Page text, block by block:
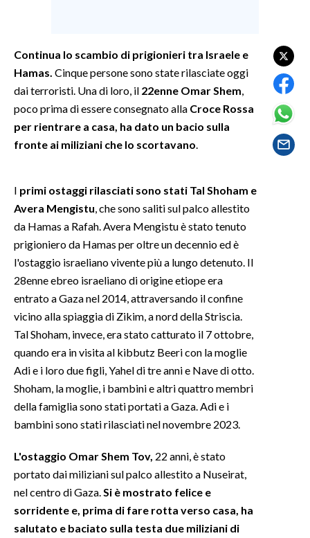
SPETTACOLI
GOSSIP
SALUTE
SARDI NEL MONDO
NOTIZIE
EVENTI
#CARAUNIONE
3 MINUTI CON
INSULARITÀ
INFO AZIENDE
ABBONATI
ANNUNCI
NECROLOGI
PUBBLICITÀ
SPIAGGE
STORE
Continua lo scambio di prigionieri tra Israele e
Hamas. Cinque persone sono state rilasciate oggi
dai terroristi. Una di loro, il 22enne Omar Shem
poco prima di essere consegnato alla Croce Rossa
per rientrare a casa, ha dato un bacio sulla
fronte ai miliziani che lo scortavano
I primi ostaggi rilasciati sono stati Tal Shoham e
Avera Mengistu , che sono saliti sul palco allestito
da Hamas a Rafah. Avera Mengistu è stato tenuto
prigioniero da Hamas per oltre un decennio ed è
l'ostaggio israeliano vivente più a lungo detenuto. Il
28enne ebreo israeliano di origine etiope era
entrato a Gaza nel 2014, attraversando il confine
vicino alla spiaggia di Zikim, a nord della Striscia.
Tal Shoham, invece, era stato catturato il 7 ottobre,
quando era in visita al kibbutz Beeri con la moglie
Adi e i loro due figli, Yahel di tre anni e Nave di otto.
Shoham, la moglie, i bambini e altri quattro membri
della famiglia sono stati portati a Gaza. Adi e i
bambini sono stati rilasciati nel novembre 2023.
L'ostaggio Omar Shem Tov, 22 anni, è stato
portato dai miliziani sul palco allestito a Nuseirat,
nel centro di Gaza. Si è mostrato felice e
sorridente e, prima di fare rotta verso casa, ha
salutato e baciato sulla testa due miliziani di